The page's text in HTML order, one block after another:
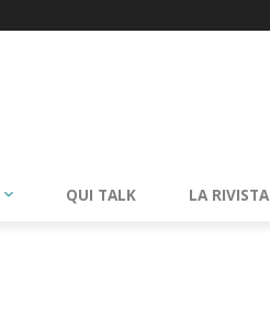
QUI TALK LA RIVISTA